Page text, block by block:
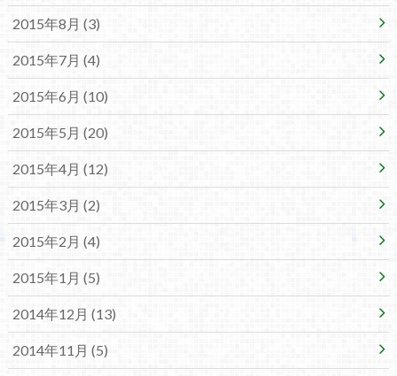
2015年8月 (3)
2015年7月 (4)
2015年6月 (10)
2015年5月 (20)
2015年4月 (12)
2015年3月 (2)
2015年2月 (4)
2015年1月 (5)
2014年12月 (13)
2014年11月 (5)